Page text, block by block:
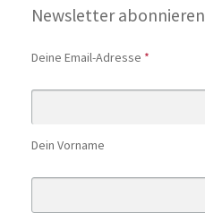
Newsletter abonnieren
Deine Email-Adresse *
Dein Vorname